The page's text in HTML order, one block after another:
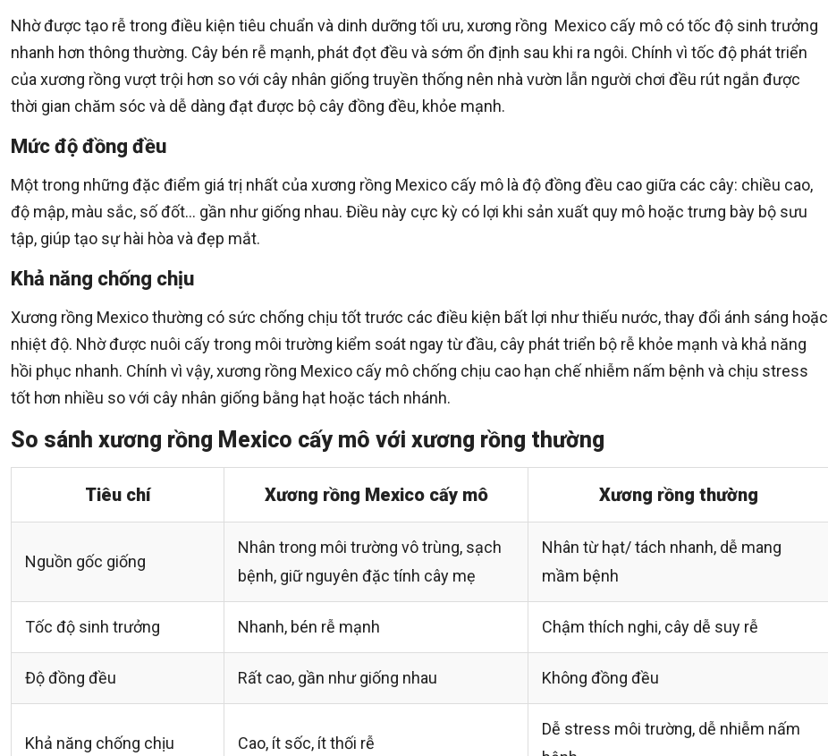
Nhờ được tạo rễ trong điều kiện tiêu chuẩn và dinh dưỡng tối ưu, xương rồng Mexico cấy mô có tốc độ sinh trưởng
nhanh hơn thông thường. Cây bén rễ mạnh, phát đọt đều và sớm ổn định sau khi ra ngôi. Chính vì tốc độ phát triển
của xương rồng vượt trội hơn so với cây nhân giống truyền thống nên nhà vườn lẫn người chơi đều rút ngắn được
thời gian chăm sóc và dễ dàng đạt được bộ cây đồng đều, khỏe mạnh.
Mức độ đồng đều
Một trong những đặc điểm giá trị nhất của xương rồng Mexico cấy mô là độ đồng đều cao giữa các cây: chiều cao,
độ mập, màu sắc, số đốt… gần như giống nhau. Điều này cực kỳ có lợi khi sản xuất quy mô hoặc trưng bày bộ sưu
tập, giúp tạo sự hài hòa và đẹp mắt.
Khả năng chống chịu
Xương rồng Mexico thường có sức chống chịu tốt trước các điều kiện bất lợi như thiếu nước, thay đổi ánh sáng hoặc
nhiệt độ. Nhờ được nuôi cấy trong môi trường kiểm soát ngay từ đầu, cây phát triển bộ rễ khỏe mạnh và khả năng
hồi phục nhanh. Chính vì vậy, xương rồng Mexico cấy mô chống chịu cao hạn chế nhiễm nấm bệnh và chịu stress
tốt hơn nhiều so với cây nhân giống bằng hạt hoặc tách nhánh.
So sánh xương rồng Mexico cấy mô với xương rồng thường
Tiêu chí Xương rồng Mexico cấy mô Xương rồng thường
Nguồn gốc giống
Nhân trong môi trường vô trùng, sạch
bệnh, giữ nguyên đặc tính cây mẹ
Nhân từ hạt/ tách nhanh, dễ mang
mầm bệnh
Tốc độ sinh trưởng Nhanh, bén rễ mạnh Chậm thích nghi, cây dễ suy rễ
Độ đồng đều Rất cao, gần như giống nhau Không đồng đều
Khả năng chống chịu Cao, ít sốc, ít thối rễ
Dễ stress môi trường, dễ nhiễm nấm